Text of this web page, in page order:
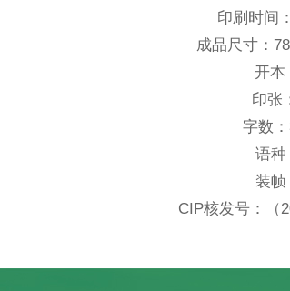
印刷时间
成品尺寸：
开本
印张
字数：
语种
装帧
CIP核发号：